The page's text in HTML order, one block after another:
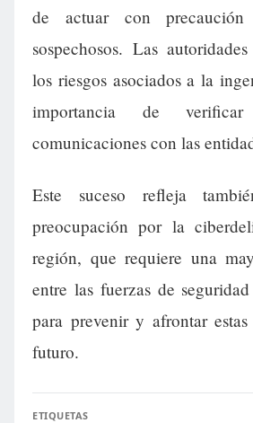
de actuar con precaución
sospechosos. Las
los riesgos asociados a la
importancia de
comunicaciones con las
Este suceso refleja
preocupación por la
región, que requiere una
entre las fuerzas de
para prevenir y afrontar
futuro.
ETIQUETAS